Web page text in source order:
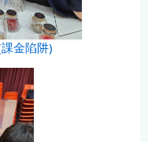
金陷阱)